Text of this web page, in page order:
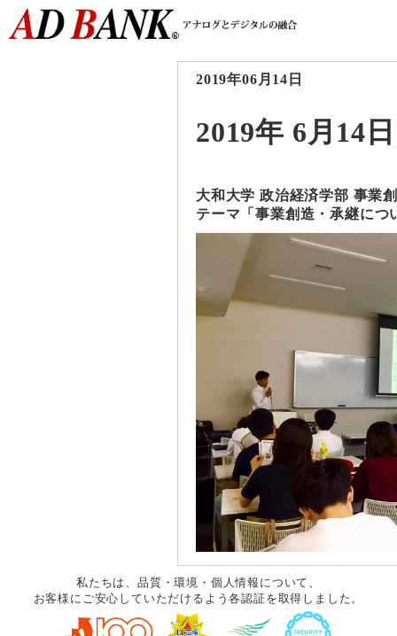
2019年06月14日
2019年 6月14日
大和大学 政治経済学部 事業
テーマ「事業創造・承継につ
私たちは、品質・環境・個人情報について、
お客様にご安心していただけるよう各認証を取得しました。